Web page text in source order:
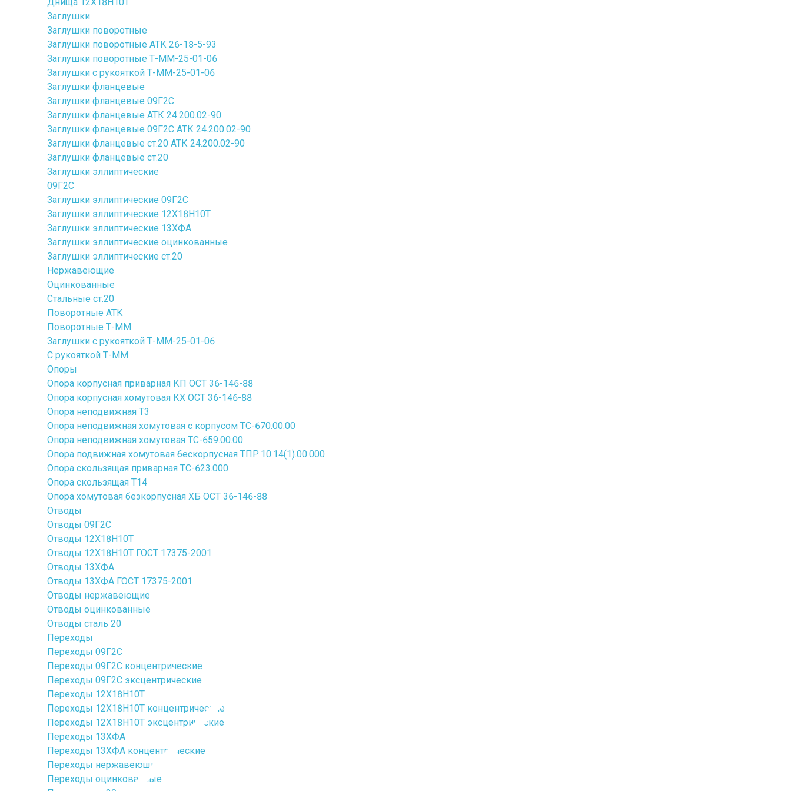
Заглушки
Заглушки поворотные
Заглушки поворотные АТК 26-18-5-93
Заглушки поворотные Т-ММ-25-01-06
Заглушки с рукояткой Т-ММ-25-01-06
Заглушки фланцевые
Заглушки фланцевые 09Г2С
Заглушки фланцевые АТК 24.200.02-90
Заглушки фланцевые 09Г2С АТК 24.200.02-90
Заглушки фланцевые ст.20 АТК 24.200.02-90
Заглушки фланцевые ст.20
Заглушки эллиптические
09Г2С
Заглушки эллиптические 09Г2С
Заглушки эллиптические 12Х18Н10Т
Заглушки эллиптические 13ХФА
Заглушки эллиптические оцинкованные
Заглушки эллиптические ст.20
Нержавеющие
Оцинкованные
Стальные ст.20
Поворотные АТК
Поворотные Т-ММ
Заглушки с рукояткой Т-ММ-25-01-06
С рукояткой Т-ММ
Опоры
Опора корпусная приварная КП ОСТ 36-146-88
Опора корпусная хомутовая КХ ОСТ 36-146-88
Опора неподвижная Т3
Опора неподвижная хомутовая с корпусом ТС-670.00.00
Опора неподвижная хомутовая ТС-659.00.00
Опора подвижная хомутовая бескорпусная ТПР.10.14(1).00.000
Опора скользящая приварная ТС-623.000
Опора скользящая Т14
Опора хомутовая безкорпусная ХБ ОСТ 36-146-88
Отводы
Отводы 09Г2С
Отводы 12Х18Н10Т
Отводы 12Х18Н10Т ГОСТ 17375-2001
Отводы 13ХФА
Отводы 13ХФА ГОСТ 17375-2001
Отводы нержавеющие
Отводы оцинкованные
Отводы сталь 20
Переходы
Переходы 09Г2С
Переходы 09Г2С концентрические
Переходы 09Г2С эксцентрические
Переходы 12Х18Н10Т
Переходы 12Х18Н10Т концентрические
Переходы 12Х18Н10Т эксцентрические
Переходы 13ХФА
Переходы 13ХФА концентрические
Переходы нержавеющие
Переходы оцинкованные